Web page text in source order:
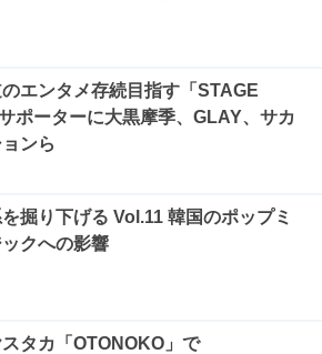
エンタメ存続目指す「STAGE
ポーターに大黒摩季、GLAY、サカ
ンら
掘り下げる Vol.11 韓国のポップミ
クへの影響
タカ「OTONOKO」で